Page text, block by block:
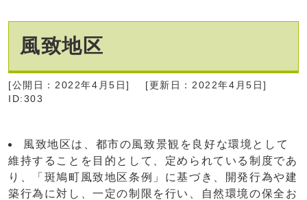
風致地区
[公開日：2022年4月5日]
[更新日：2022年4月5日]
ID:303
風致地区は、都市の風致景観を良好な環境として
維持することを目的として、定められている制度であ
り、「斑鳩町風致地区条例」に基づき、開発行為や建
築行為に対し、一定の制限を行い、自然環境の保全お